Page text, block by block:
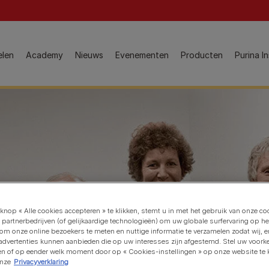
Dierenarts Product Gids
Academy
Dermatologische gezondheid
Bekijk alle
Populair voor studenten​
Gastro-intestinale gezondheid
Algemene voeding
Hydratatie
Nieuws Evenementen Producten
Veterinaire diëten voor katten & aanverwante producten
Onderhoudsvoeding voor katten
Hydra Care
FortiFlora
LiveClear
NF Renal Function
Purina
« Alle cookies accepteren » te klikken, stemt u in met het gebruik van onze
partnerbedrijven (of gelijkaardige technologieën) om uw globale surfervaring op
onze online bezoekers te meten en nuttige informatie te verzamelen zodat wij,
kunnen aanbieden die op uw interesses zijn afgestemd. Stel uw
of op eender welk moment door op « Cookies-instellingen » op onze website te
Privacyverklaring